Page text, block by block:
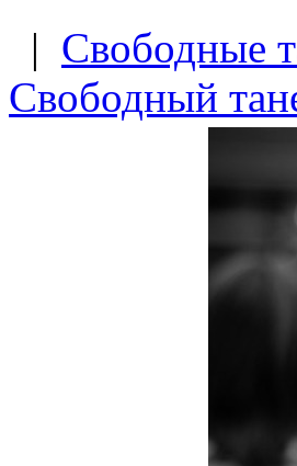
| Свободные
Свободный